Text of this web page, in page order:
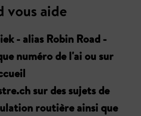
vous aide
- alias Robin Road -
numéro de l'ai ou sur
sur des sujets de
routière ainsi que